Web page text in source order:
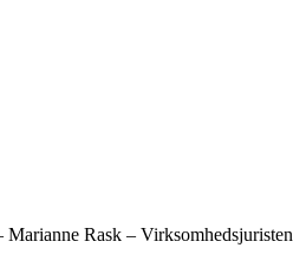
Rask – Virksomhedsjuristen